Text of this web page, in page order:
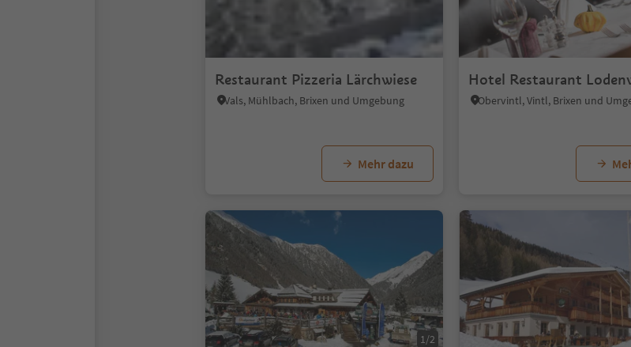
Restaurant Pizzeria Lärchwiese
Vals, Mühlbach, Brixen und Umgebung
Mehr dazu
Hotel Restaurant
Obervintl, Vintl, Brixen und
1/2